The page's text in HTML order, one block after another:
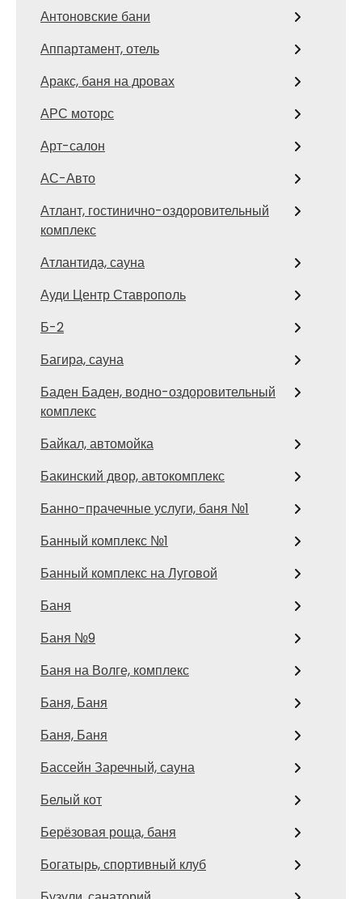
Антоновские бани
Аппартамент, отель
Аракс, баня на дровах
АРС моторс
Арт-салон
АС-Авто
Атлант, гостинично-оздоровительный
комплекс
Атлантида, сауна
Ауди Центр Ставрополь
Б-2
Багира, сауна
Баден Баден, водно-оздоровительный
комплекс
Байкал, автомойка
Бакинский двор, автокомплекс
Банно-прачечные услуги, баня №1
Банный комплекс №1
Банный комплекс на Луговой
Баня
Баня №9
Баня на Волге, комплекс
Баня, Баня
Баня, Баня
Бассейн Заречный, сауна
Белый кот
Берёзовая роща, баня
Богатырь, спортивный клуб